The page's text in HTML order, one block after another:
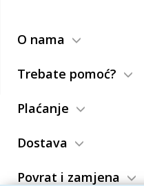
O nama
Trebate pomoć?
Plaćanje
Dostava
Povrat i zamjena